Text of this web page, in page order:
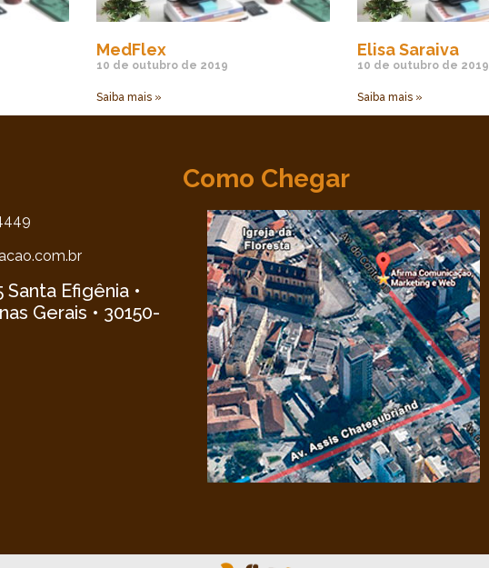
MedFlex
10 de outubro de 2019
Saiba mais »
Elisa Saraiva
10 de outubro de 2019
Saiba mais »
Santa Efigênia •
Gerais • 30150-
Como Chegar